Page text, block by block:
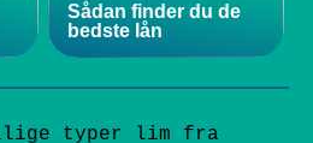
Sådan finder du de
bedste lån
typer lim fra